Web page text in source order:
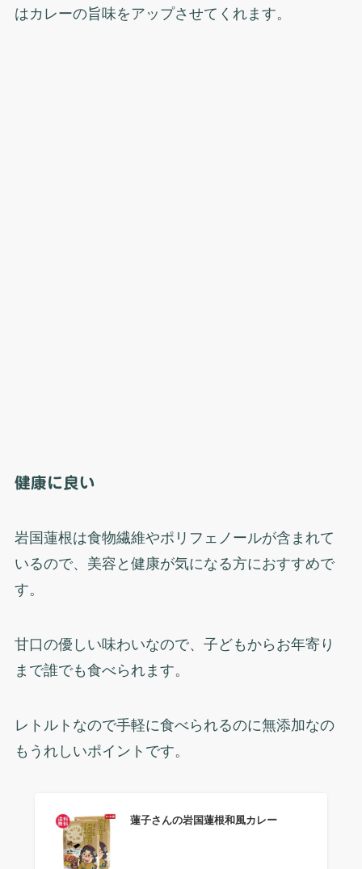
はカレーの旨味をアップさせてくれます。
健康に良い
岩国蓮根は食物繊維やポリフェノールが含まれて
いるので、美容と健康が気になる方におすすめで
す。
甘口の優しい味わいなので、子どもからお年寄り
まで誰でも食べられます。
レトルトなので手軽に食べられるのに無添加なの
もうれしいポイントです。
蓮子さんの岩国蓮根和風カレー